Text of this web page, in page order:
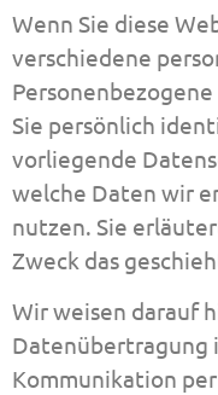
Wenn Sie diese
verschiedene
Sie persönlich
vorliegende
welche Daten wir
nutzen. Sie
Zweck das
Wir weisen darauf
Datenübertragung
Kommunikation